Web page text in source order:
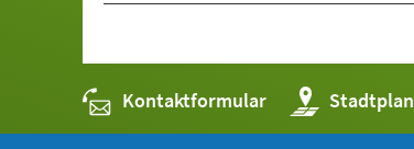
Kontaktformular Stadtplan
(Öffnet
in
einem